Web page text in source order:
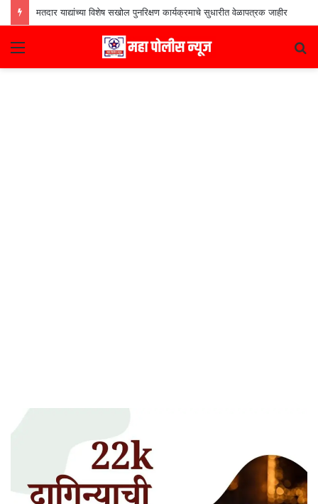
मतदार याद्यांच्या विशेष सखोल पुनरिक्षण कार्यक्रमाचे सुधारीत वेळापत्रक जाहीर
Menu